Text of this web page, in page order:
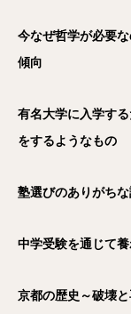
今なぜ哲学が必要
傾向
有名大学に入学す
をするようなもの
塾選びのありがち
中学受験を通じて
京都の歴史～破壊